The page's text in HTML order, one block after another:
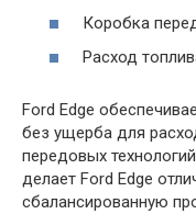
Коробка
Расход
Ford Edge
без ущерба для
передовых
делает Ford Edge
сбалансированную